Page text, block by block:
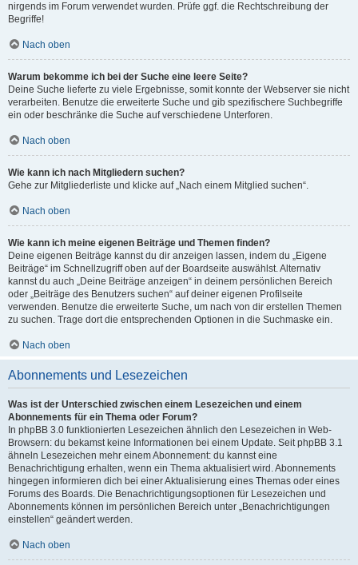
nirgends im Forum verwendet wurden. Prüfe ggf. die Rechtschreibung der
Begriffe!
Nach oben
Warum bekomme ich bei der Suche eine leere Seite?
Deine Suche lieferte zu viele Ergebnisse, somit konnte der Webserver sie nicht
verarbeiten. Benutze die erweiterte Suche und gib spezifischere Suchbegriffe
ein oder beschränke die Suche auf verschiedene Unterforen.
Nach oben
Wie kann ich nach Mitgliedern suchen?
Gehe zur Mitgliederliste und klicke auf „Nach einem Mitglied suchen“.
Nach oben
Wie kann ich meine eigenen Beiträge und Themen finden?
Deine eigenen Beiträge kannst du dir anzeigen lassen, indem du „Eigene
Beiträge“ im Schnellzugriff oben auf der Boardseite auswählst. Alternativ
kannst du auch „Deine Beiträge anzeigen“ in deinem persönlichen Bereich
oder „Beiträge des Benutzers suchen“ auf deiner eigenen Profilseite
verwenden. Benutze die erweiterte Suche, um nach von dir erstellen Themen
zu suchen. Trage dort die entsprechenden Optionen in die Suchmaske ein.
Nach oben
Abonnements und Lesezeichen
Was ist der Unterschied zwischen einem Lesezeichen und einem
Abonnements für ein Thema oder Forum?
In phpBB 3.0 funktionierten Lesezeichen ähnlich den Lesezeichen in Web-
Browsern: du bekamst keine Informationen bei einem Update. Seit phpBB 3.1
ähneln Lesezeichen mehr einem Abonnement: du kannst eine
Benachrichtigung erhalten, wenn ein Thema aktualisiert wird. Abonnements
hingegen informieren dich bei einer Aktualisierung eines Themas oder eines
Forums des Boards. Die Benachrichtigungsoptionen für Lesezeichen und
Abonnements können im persönlichen Bereich unter „Benachrichtigungen
einstellen“ geändert werden.
Nach oben